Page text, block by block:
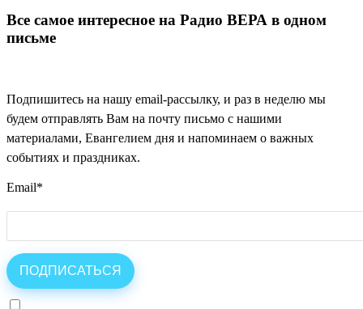
Все самое интересное на Радио ВЕРА в одном
письме
Подпишитесь на нашу email-рассылку, и раз в неделю мы
будем отправлять Вам на почту письмо с нашими
материалами, Евангелием дня и напоминаем о важных
событиях и праздниках.
Email*